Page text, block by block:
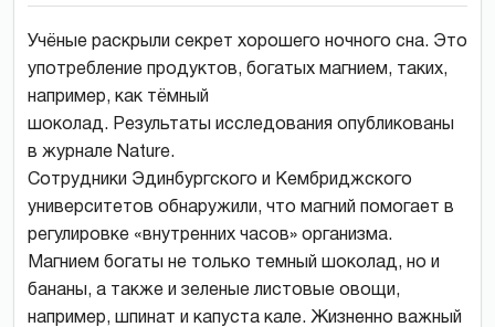
Учёные раскрыли секрет хорошего ночного сна. Это
употребление продуктов, богатых магнием, таких,
например, как тёмный
шоколад. Результаты исследования опубликованы
в журнале Nature.
Сотрудники Эдинбургского и Кембриджского
университетов обнаружили, что магний помогает в
регулировке «внутренних часов» организма.
Магнием богаты не только темный шоколад, но и
бананы, а также и зеленые листовые овощи,
например, шпинат и капуста кале. Жизненно важный